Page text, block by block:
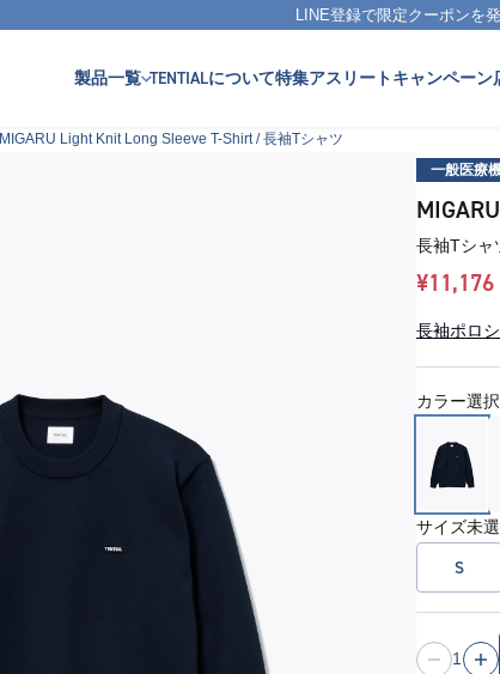
LINE登録で限定クーポンを
製品一覧 TENTIALについて特集アスリートキャンペーン
MIGARU Light Knit Long Sleeve T-Shirt / 長袖Tシャツ
一般医療
長袖Tシャ
¥11,176
長袖ポロ
カラー選択
サイズ未
S
1